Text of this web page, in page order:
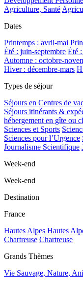
Agriculture, Santé
Dates
Printemps : avril-mai
Été : juin-septembre Été
Automne : octobre-
Hiver : décembre-mars
Types de séjour
Séjours en Centres de
Séjours itinérants &
hébergement en gîte ou
Sciences et Sports
Sciences pour l’Urgence
Journalisme Scientifique
Week-end
Week-end
Destination
France
Hautes Alpes Hautes
Chartreuse Chartreuse
Grands Thèmes
Vie Sauvage, Nature,